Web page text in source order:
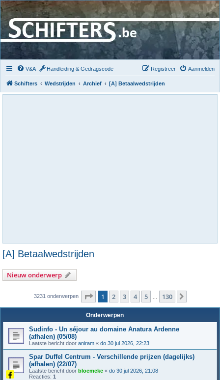
V&A Handleiding & Gedragscode Aanmelden
Registreer
Schifters Wedstrijden Archief [A] Betaalwedstrijden
[A] Betaalwedstrijden
Nieuw onderwerp
3231 onderwerpen Pagina van 130
1 2 3 4 5 130
Onderwerpen
Sudinfo - Un séjour au domaine Anatura Ardenne
(afhalen) (05/08)
Laatste bericht door aniram « do 30 jul 2026, 22:23
Spar Duffel Centrum - Verschillende prijzen (dagelijks)
(afhalen) (22/07)
Laatste bericht door bloemeke « do 30 jul 2026, 21:08
Reacties: 1